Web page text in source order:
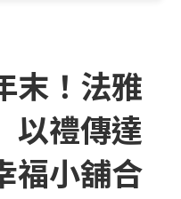
末！法雅
以禮傳達
福小舖合